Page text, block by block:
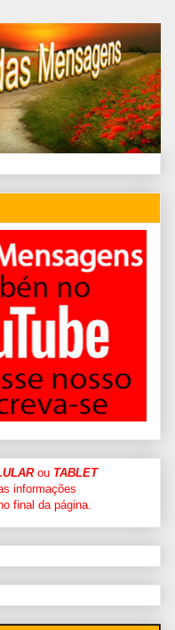
ou TABLET
informações
final da página.